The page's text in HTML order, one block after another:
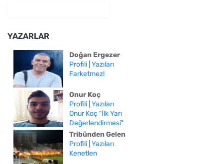
YAZARLAR
Doğan Ergezer
Profili Yazıları
Farketmez!
Onur Koç
Profili Yazıları
Onur Koç "İlk Yarı
Değerlendirmesi"
Tribünden Gelen
Profili Yazıları
Kenetlen